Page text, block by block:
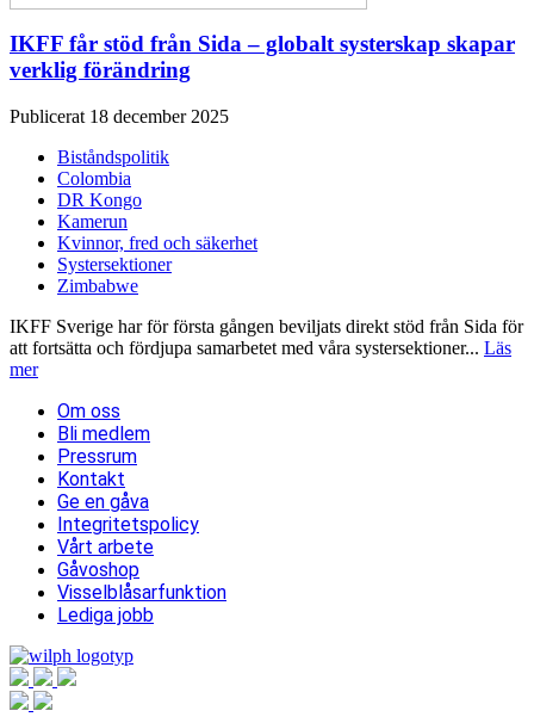
IKFF får stöd från Sida – globalt systerskap skapar
verklig förändring
Publicerat 18 december 2025
Biståndspolitik
Colombia
DR Kongo
Kamerun
Kvinnor, fred och säkerhet
Systersektioner
Zimbabwe
IKFF Sverige har för första gången beviljats direkt stöd från Sida för
att fortsätta och fördjupa samarbetet med våra systersektioner... Läs
mer
Om oss
Bli medlem
Pressrum
Kontakt
Ge en gåva
Integritetspolicy
Vårt arbete
Gåvoshop
Visselblåsarfunktion
Lediga jobb